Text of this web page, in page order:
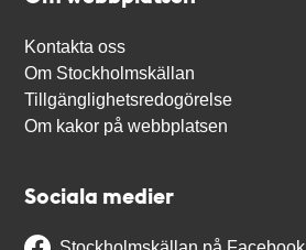
Kontakta oss
Om Stockholmskällan
Tillgänglighetsredogörelse
Om kakor på webbplatsen
Sociala medier